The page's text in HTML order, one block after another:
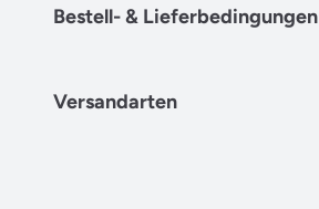
Bestell- & Lieferbedingungen
Versandarten